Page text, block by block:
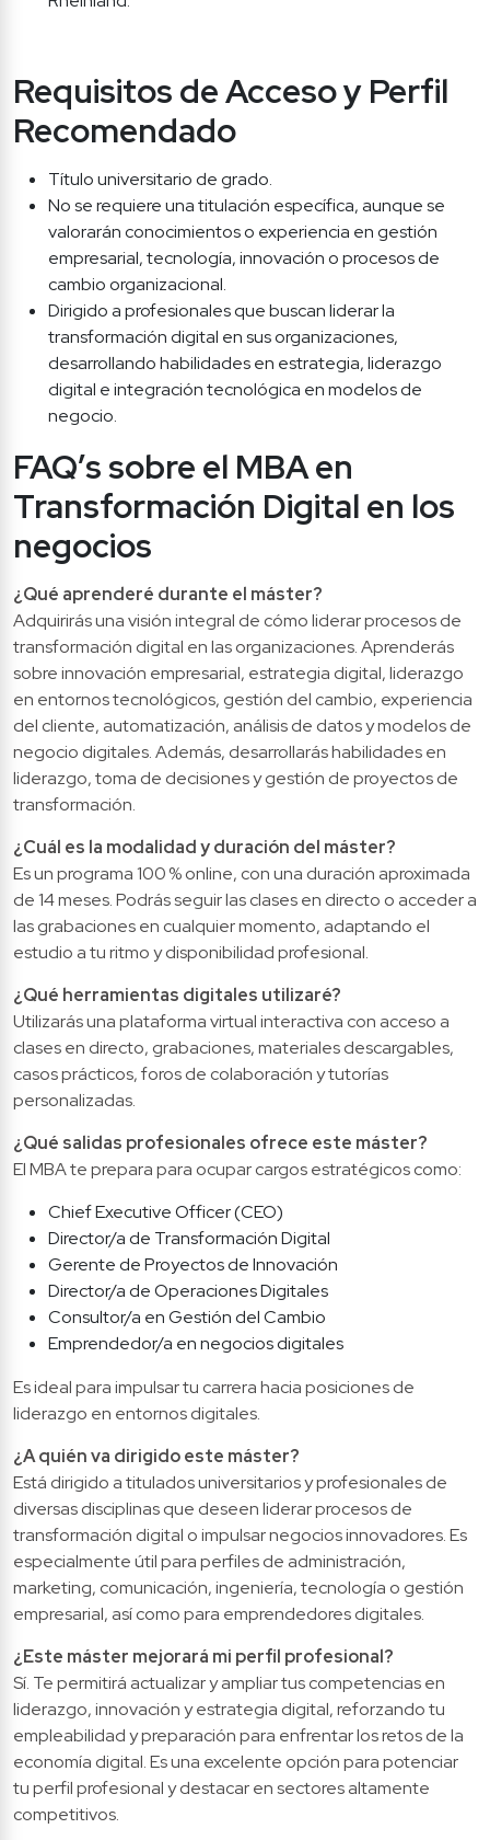
Requisitos de Acceso y Perfil
Recomendado
Título universitario de grado.
No se requiere una titulación específica, aunque se
valorarán conocimientos o experiencia en gestión
empresarial, tecnología, innovación o procesos de
cambio organizacional.
Dirigido a profesionales que buscan liderar la
transformación digital en sus organizaciones,
desarrollando habilidades en estrategia, liderazgo
digital e integración tecnológica en modelos de
negocio.
FAQ’s sobre el MBA en
Transformación Digital en los
negocios
¿Qué aprenderé durante el máster?
Adquirirás una visión integral de cómo liderar procesos de
transformación digital en las organizaciones. Aprenderás
sobre innovación empresarial, estrategia digital, liderazgo
en entornos tecnológicos, gestión del cambio, experiencia
del cliente, automatización, análisis de datos y modelos de
negocio digitales. Además, desarrollarás habilidades en
liderazgo, toma de decisiones y gestión de proyectos de
transformación.
¿Cuál es la modalidad y duración del máster?
Es un programa 100 % online, con una duración aproximada
de 14 meses. Podrás seguir las clases en directo o acceder a
las grabaciones en cualquier momento, adaptando el
estudio a tu ritmo y disponibilidad profesional.
¿Qué herramientas digitales utilizaré?
Utilizarás una plataforma virtual interactiva con acceso a
clases en directo, grabaciones, materiales descargables,
casos prácticos, foros de colaboración y tutorías
personalizadas.
¿Qué salidas profesionales ofrece este máster?
El MBA te prepara para ocupar cargos estratégicos como:
Chief Executive Officer (CEO)
Director/a de Transformación Digital
Gerente de Proyectos de Innovación
Director/a de Operaciones Digitales
Consultor/a en Gestión del Cambio
Emprendedor/a en negocios digitales
Es ideal para impulsar tu carrera hacia posiciones de
liderazgo en entornos digitales.
¿A quién va dirigido este máster?
Está dirigido a titulados universitarios y profesionales de
diversas disciplinas que deseen liderar procesos de
transformación digital o impulsar negocios innovadores. Es
especialmente útil para perfiles de administración,
marketing, comunicación, ingeniería, tecnología o gestión
empresarial, así como para emprendedores digitales.
¿Este máster mejorará mi perfil profesional?
Sí. Te permitirá actualizar y ampliar tus competencias en
liderazgo, innovación y estrategia digital, reforzando tu
empleabilidad y preparación para enfrentar los retos de la
economía digital. Es una excelente opción para potenciar
tu perfil profesional y destacar en sectores altamente
competitivos.